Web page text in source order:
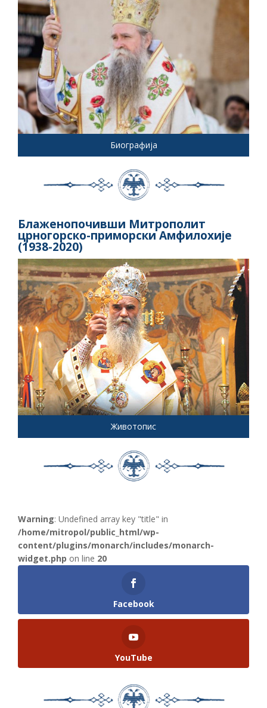
Биографија
Блаженопочивши Митрополит
црногорско-приморски Амфилохије
(1938-2020)
Животопис
Warning: Undefined array key "title" in
/home/mitropol/public_html/wp-
content/plugins/monarch/includes/monarch-
widget.php on line 20
Facebook
YouTube